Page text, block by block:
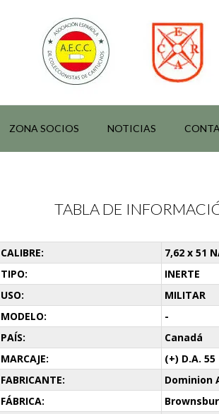
ZONA SOCIOS NOTICIAS
TABLA DE
CALIBRE:
7,62 x 51
TIPO:
INERTE
USO:
MILITAR
MODELO:
-
PAÍS:
Canadá
MARCAJE:
(+) D.A. 55
FABRICANTE:
Dominion
FÁBRICA: